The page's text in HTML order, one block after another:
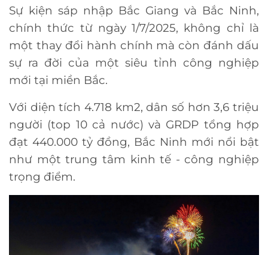
Sự kiện sáp nhập Bắc Giang và Bắc Ninh,
chính thức từ ngày 1/7/2025, không chỉ là
một thay đổi hành chính mà còn đánh dấu
sự ra đời của một siêu tỉnh công nghiệp
mới tại miền Bắc.
Với diện tích 4.718 km2, dân số hơn 3,6 triệu
người (top 10 cả nước) và GRDP tổng hợp
đạt 440.000 tỷ đồng, Bắc Ninh mới nổi bật
như một trung tâm kinh tế - công nghiệp
trọng điểm.